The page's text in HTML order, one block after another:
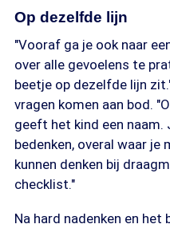
Op dezelfde lijn
"Vooraf ga je ook naar
over alle gevoelens te
beetje op dezelfde lijn
vragen komen aan bod.
geeft het kind een naam.
bedenken, overal waar je
kunnen denken bij
checklist."
Na hard nadenken en